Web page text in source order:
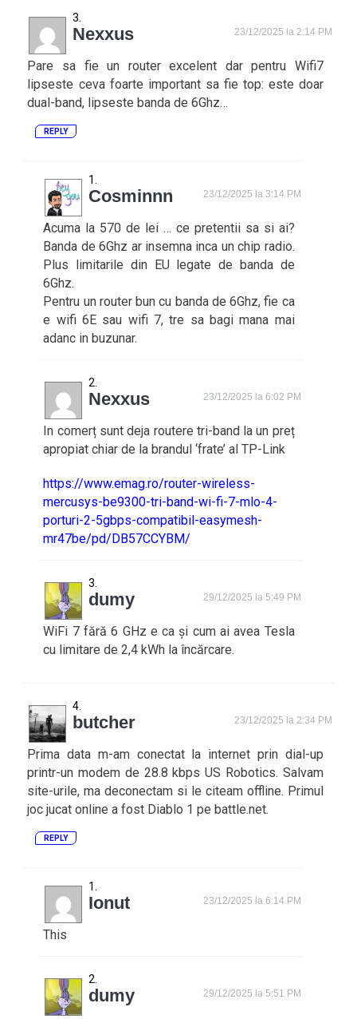
Nexxus 23/12/2025 la 2:14 PM
Pare sa fie un router excelent dar pentru Wifi7
lipseste ceva foarte important sa fie top: este doar
dual-band, lipseste banda de 6Ghz…
REPLY
Cosminnn 23/12/2025 la 3:14 PM
Acuma la 570 de lei … ce pretentii sa si ai?
Banda de 6Ghz ar insemna inca un chip radio.
Plus limitarile din EU legate de banda de
6Ghz.
Pentru un router bun cu banda de 6Ghz, fie ca
e wifi 6E sau wifi 7, tre sa bagi mana mai
adanc in buzunar.
Nexxus 23/12/2025 la 6:02 PM
In comerț sunt deja routere tri-band la un preț
apropiat chiar de la brandul ‘frate’ al TP-Link
https://www.emag.ro/router-wireless-
mercusys-be9300-tri-band-wi-fi-7-mlo-4-
porturi-2-5gbps-compatibil-easymesh-
mr47be/pd/DB57CCYBM/
dumy 29/12/2025 la 5:49 PM
WiFi 7 fără 6 GHz e ca și cum ai avea Tesla
cu limitare de 2,4 kWh la încărcare.
butcher 23/12/2025 la 2:34 PM
Prima data m-am conectat la internet prin dial-up
printr-un modem de 28.8 kbps US Robotics. Salvam
site-urile, ma deconectam si le citeam offline. Primul
joc jucat online a fost Diablo 1 pe battle.net.
REPLY
Ionut 23/12/2025 la 6:14 PM
This
dumy 29/12/2025 la 5:51 PM